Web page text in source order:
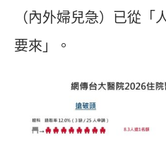
（內外婦兒急）已從
要來」。